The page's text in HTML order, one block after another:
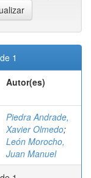
1
Autor(es)
Piedra Andrade,
Xavier Olmedo;
León Morocho,
Juan Manuel